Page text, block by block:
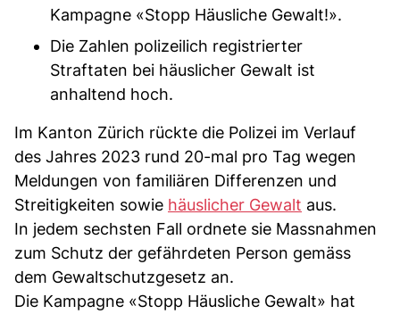
Kampagne «Stopp Häusliche Gewalt!».
Die Zahlen polizeilich registrierter
Straftaten bei häuslicher Gewalt ist
anhaltend hoch.
Im Kanton Zürich rückte die Polizei im Verlauf
des Jahres 2023 rund 20-mal pro Tag wegen
Meldungen von familiären Differenzen und
Streitigkeiten sowie häuslicher Gewalt aus.
In jedem sechsten Fall ordnete sie Massnahmen
zum Schutz der gefährdeten Person gemäss
dem Gewaltschutzgesetz an.
Die Kampagne «Stopp Häusliche Gewalt» hat